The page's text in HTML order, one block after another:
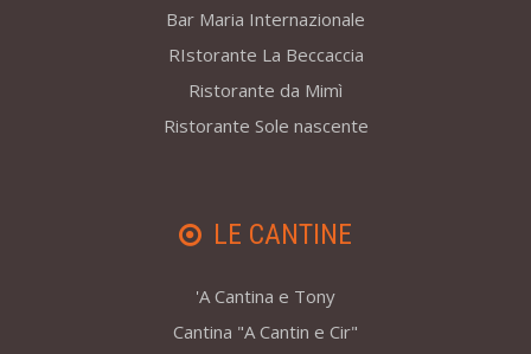
Bar Maria Internazionale
RIstorante La Beccaccia
Ristorante da Mimì
Ristorante Sole nascente
LE CANTINE
'A Cantina e Tony
Cantina "A Cantin e Cir"